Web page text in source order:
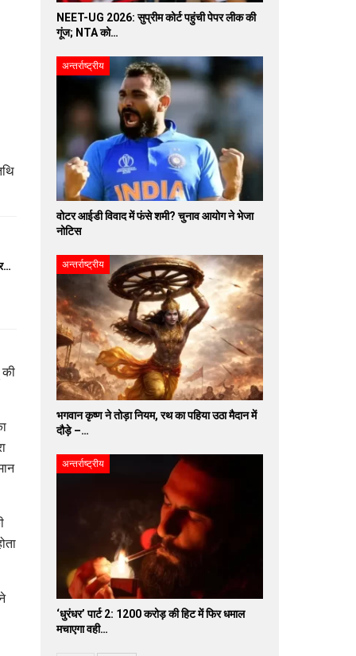
की
NEET-UG 2026: सुप्रीम कोर्ट पहुंची पेपर लीक की
गूंज; NTA को…
अन्तर्राष्ट्रीय
वोटर आईडी विवाद में फंसे शमी? चुनाव आयोग ने भेजा
नोटिस
अन्तर्राष्ट्रीय
भगवान कृष्ण ने तोड़ा नियम, रथ का पहिया उठा मैदान में
दौड़े –…
अन्तर्राष्ट्रीय
‘धुरंधर’ पार्ट 2: 1200 करोड़ की हिट में फिर धमाल
मचाएगा वही…